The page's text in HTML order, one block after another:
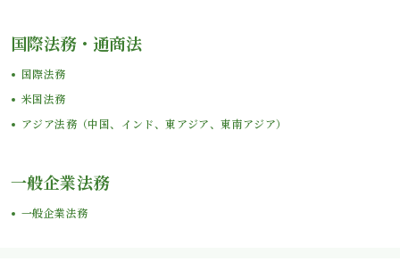
国際法務・通商法
国際法務
米国法務
アジア法務（中国、インド、東アジア、東南アジア）
一般企業法務
一般企業法務